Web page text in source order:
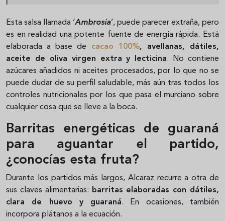
Esta salsa llamada ‘Ambrosía’, puede parecer extraña, pero
es en realidad una potente fuente de energía rápida. Está
elaborada a base de cacao 100%, avellanas, dátiles,
aceite de oliva virgen extra y lecticina. No contiene
azúcares añadidos ni aceites procesados, por lo que no se
puede dudar de su perfil saludable, más aún tras todos los
controles nutricionales por los que pasa el murciano sobre
cualquier cosa que se lleve a la boca.
Barritas energéticas de guaraná
para aguantar el partido,
¿conocías esta fruta?
Durante los partidos más largos, Alcaraz recurre a otra de
sus claves alimentarias: barritas elaboradas con dátiles,
clara de huevo y guaraná. En ocasiones, también
incorpora plátanos a la ecuación.